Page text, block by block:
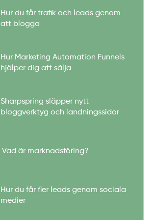
Hur du får trafik och leads genom
att blogga
Hur Marketing Automation Funnels
hjälper dig att sälja
Sharpspring släpper nytt
bloggverktyg och landningssidor
Vad är marknadsföring?
Hur du får fler leads genom sociala
medier